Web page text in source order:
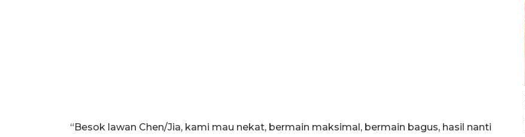
“Besok lawan Chen/Jia, kami mau nekat, bermain maksimal, bermain bagus, hasil nanti